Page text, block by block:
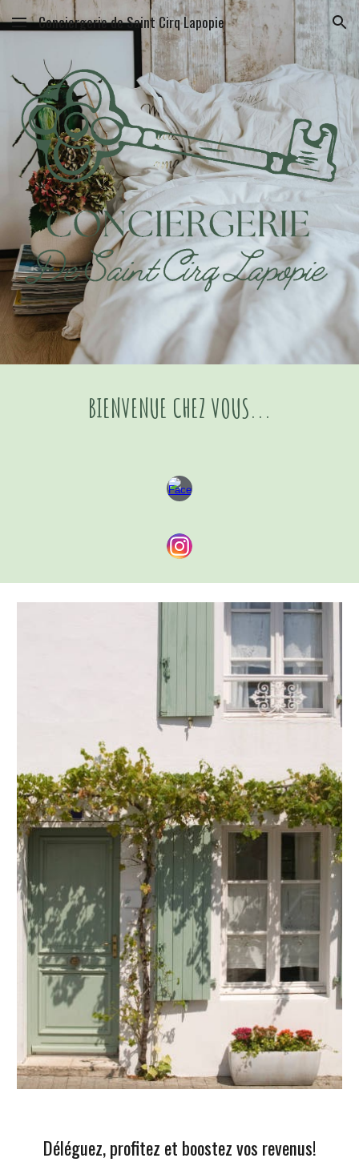
Skip to main content Skip to navigation
Conciergerie de Saint Cirq Lapopie
BIENVENUE CHEZ VOUS...
Déléguez, profitez et boostez vos revenus!